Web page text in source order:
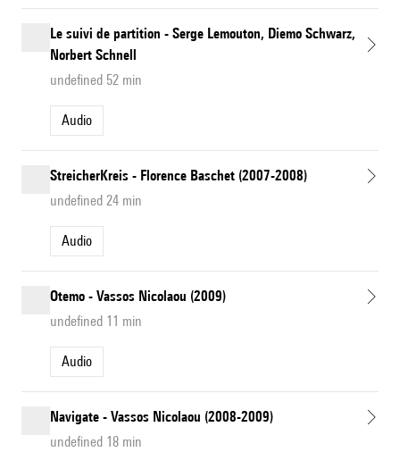
Le suivi de partition - Serge Lemouton, Diemo Schwarz,
Norbert Schnell
undefined 52 min
Audio
StreicherKreis - Florence Baschet (2007-2008)
undefined 24 min
Audio
Otemo - Vassos Nicolaou (2009)
undefined 11 min
Audio
Navigate - Vassos Nicolaou (2008-2009)
undefined 18 min